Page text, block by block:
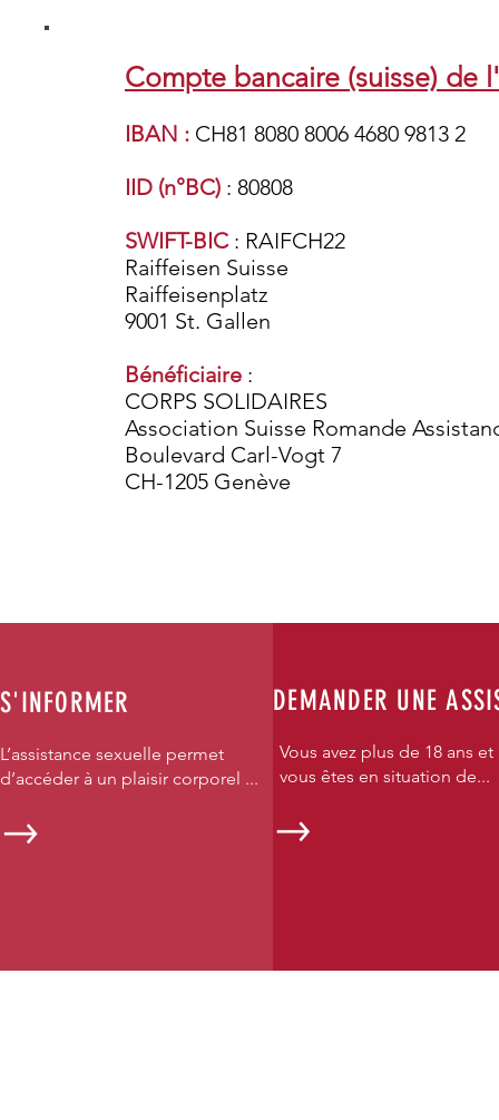
Compte bancaire (suisse) de
IBAN : CH81 8080 8006 4680 9813 2
IID (n°BC) : 80808
SWIFT-BIC: RAIFCH22
Raiffeisen Suisse
Raiffeisenplatz
9001 St. Gallen
Bénéficiaire :
CORPS SOLIDAIRES
Association Suisse Romande
Boulevard Carl-Vogt 7
CH-1205 Genève
S'INFORMER
L’assistance sexuelle permet
d’accéder à un plaisir corporel ...
DEMANDER UNE
Vous avez plus de 18 ans et
vous êtes en situation de...